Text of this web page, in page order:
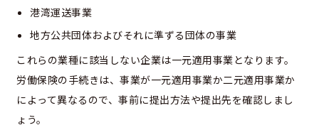
港湾運送事業
地方公共団体およびそれに準ずる団体の事業
これらの業種に該当しない企業は一元適用事業となります。
労働保険の手続きは、事業が一元適用事業か二元適用事業か
によって異なるので、事前に提出方法や提出先を確認しまし
ょう。